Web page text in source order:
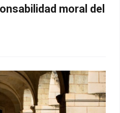
moral del